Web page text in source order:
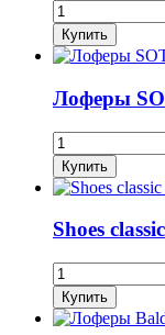
Лоферы
Shoes